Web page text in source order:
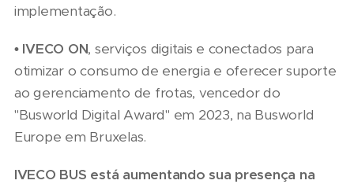
implementação.
• IVECO ON, serviços digitais e conectados para
otimizar o consumo de energia e oferecer suporte
ao gerenciamento de frotas, vencedor do
"Busworld Digital Award" em 2023, na Busworld
Europe em Bruxelas.
IVECO BUS está aumentando sua presença na